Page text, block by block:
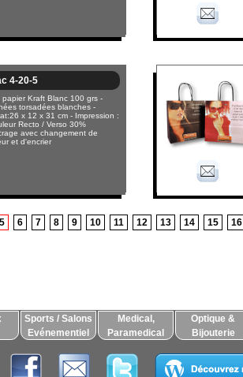
4-20-5
papier Kraft Blanc 100 grs -
torsadées blanches -
x 12 x 31 cm - Impression :
Recto / Verso 30%
avec changement de
et d'encrier
5 6 7 8 9 10 11 12 13 14 15 16
Sports / Salons
Evénementiel
Medical,
Paramedical
Optique &
Bijouterie